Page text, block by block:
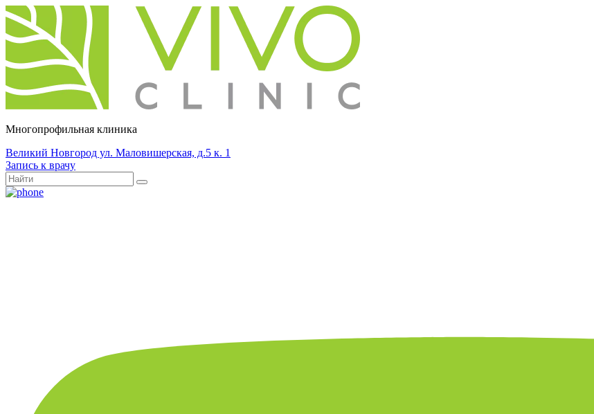
Многопрофильная клиника
Великий Новгород ул. Маловишерская, д.5 к. 1
Запись к врачу